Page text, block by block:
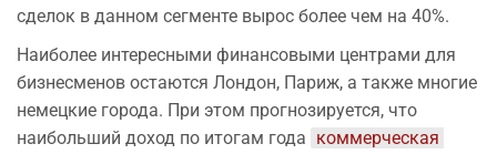
сделок в данном сегменте вырос более чем на 40%.
Наиболее интересными финансовыми центрами для
бизнесменов остаются Лондон, Париж, а также многие
немецкие города. При этом прогнозируется, что
наибольший доход по итогам года коммерческая